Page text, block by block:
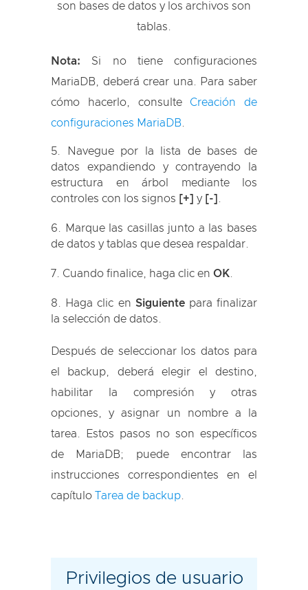
son bases de datos y los archivos son
tablas.
Nota: Si no tiene configuraciones
MariaDB, deberá crear una. Para saber
cómo hacerlo, consulte Creación de
configuraciones MariaDB
Navegue por la lista de bases de
datos expandiendo y contrayendo la
estructura en árbol mediante los
controles con los signos [+] y [-]
Marque las casillas junto a las bases
de datos y tablas que desea respaldar.
Cuando finalice, haga clic en OK
Haga clic en Siguientepara finalizar
la selección de datos.
Después de seleccionar los datos para
el backup, deberá elegir el destino,
habilitar la compresión y otras
opciones, y asignar un nombre a la
tarea. Estos pasos no son específicos
de MariaDB; puede encontrar las
instrucciones correspondientes en el
capítulo
Tarea de backup
Privilegios de usuario